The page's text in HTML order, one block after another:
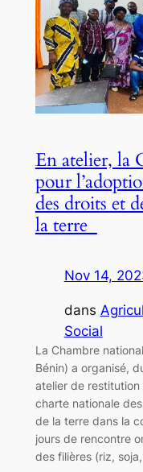
En atelier, la
pour
des droits et
la terre
Nov 14,
dans
Social
La Chambre
Bénin) a organisé,
atelier de restitution
charte nationale
de la terre dans la
jours de rencontre
des filières (riz,